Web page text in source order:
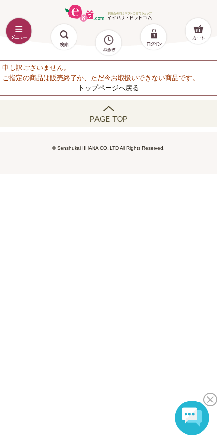
申し訳ございません。
ご指定の商品は販売終了か、ただ今お取扱いできない商品です。
トップページへ戻る
© Senshukai IIHANA CO.,LTD All Rights Reserved.